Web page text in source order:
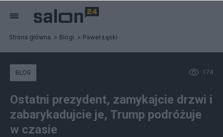
Strona główna Blogi Paweł Łęski
174
BLOG
Ostatni prezydent, zamykajcie drzwi i
zabarykadujcie je, Trump podróżuje
w czasie